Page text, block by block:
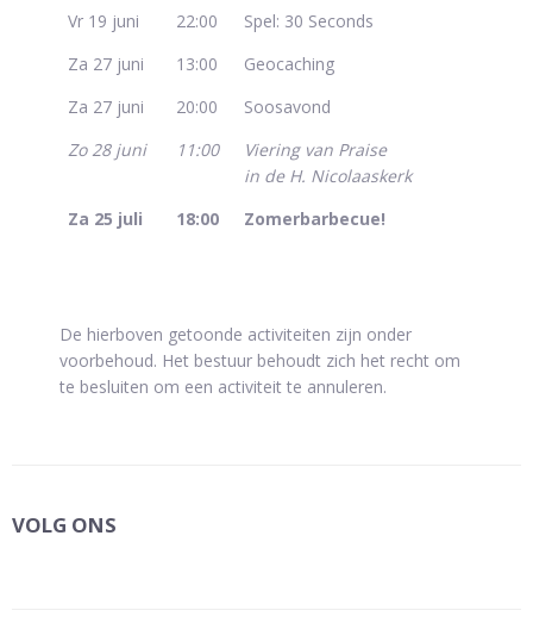
Vr 19 juni
22:00
Spel: 30 Seconds
Za 27 juni
13:00
Geocaching
Za 27 juni
20:00
Soosavond
Zo 28 juni
11:00
Viering van Praise
in de H. Nicolaaskerk
Za 25 juli
18:00 Zomerbarbecue!
De hierboven getoonde activiteiten zijn onder
voorbehoud. Het bestuur behoudt zich het recht om
te besluiten om een activiteit te annuleren.
VOLG ONS